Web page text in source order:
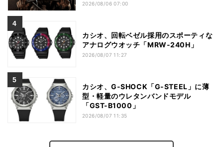
2026/08/06 07:00
カシオ、回転ベゼル採用のスポーティな
アナログウオッチ「MRW-240H」
2026/08/07 11:27
カシオ、G-SHOCK「G-STEEL」に薄
型・軽量のウレタンバンドモデル
「GST-B1000」
2026/08/07 11:35